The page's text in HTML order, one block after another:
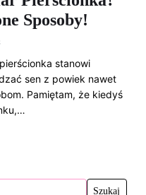
Sposoby!
stanowi
sen z powiek nawet
Pamiętam, że kiedyś